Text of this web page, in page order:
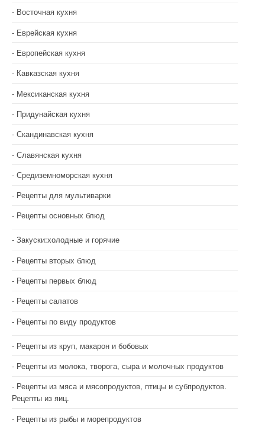
Восточная кухня
Еврейская кухня
Европейская кухня
Кавказская кухня
Мексиканская кухня
Придунайская кухня
Скандинавская кухня
Славянская кухня
Средиземноморская кухня
Рецепты для мультиварки
Рецепты основных блюд
Закуски:холодные и горячие
Рецепты вторых блюд
Рецепты первых блюд
Рецепты салатов
Рецепты по виду продуктов
Рецепты из круп, макарон и бобовых
Рецепты из молока, творога, сыра и молочных продуктов
Рецепты из мяса и мясопродуктов, птицы и субпродуктов.
Рецепты из яиц.
Рецепты из рыбы и морепродуктов